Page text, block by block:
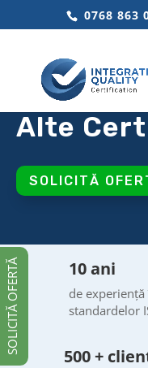
0768 863
Alte
SOLICITĂ
10 ani
de
standardelor
500 +
SOLICITĂ OFERTĂ